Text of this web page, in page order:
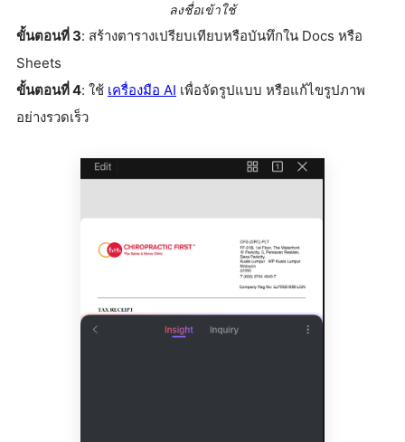
ลงชื่อเข้าใช้
ขั้นตอนที่ 3: สร้างตารางเปรียบเทียบหรือบันทึกใน Docs หรือ
Sheets
ขั้นตอนที่ 4: ใช้ เครื่องมือ AI เพื่อจัดรูปแบบ หรือแก้ไขรูปภาพ
อย่างรวดเร็ว